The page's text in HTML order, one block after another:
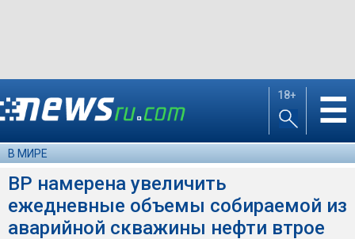
18+ ☰
В МИРЕ
BP намерена увеличить
ежедневные объемы собираемой из
аварийной скважины нефти втрое